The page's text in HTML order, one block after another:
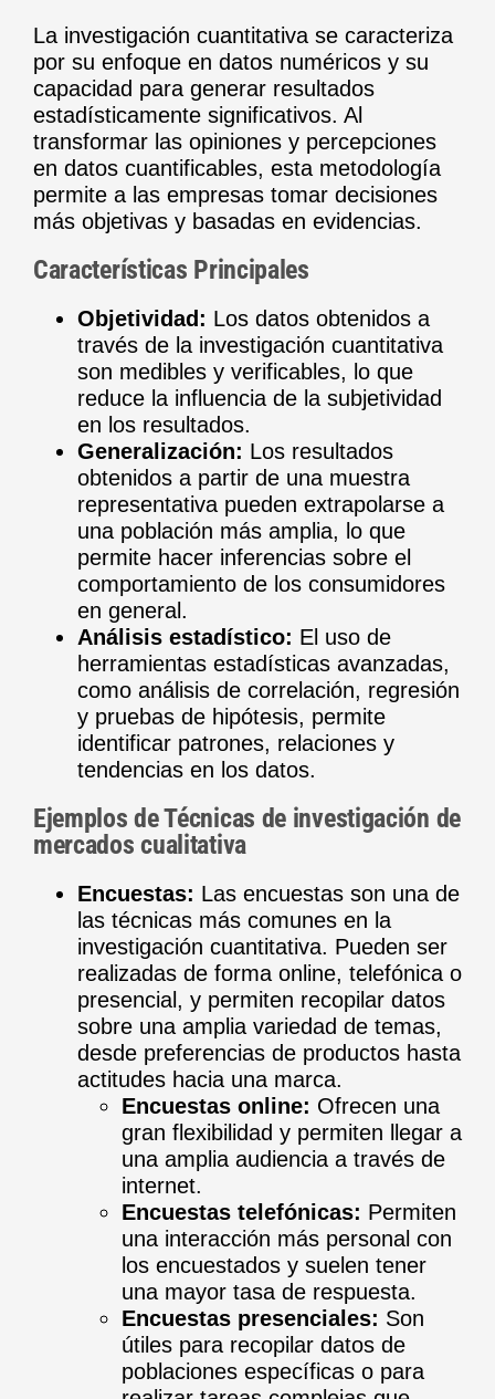
La investigación cuantitativa se caracteriza
por su enfoque en datos numéricos y su
capacidad para generar resultados
estadísticamente significativos. Al
transformar las opiniones y percepciones
en datos cuantificables, esta metodología
permite a las empresas tomar decisiones
más objetivas y basadas en evidencias.
Características Principales
Objetividad: Los datos obtenidos a
través de la investigación cuantitativa
son medibles y verificables, lo que
reduce la influencia de la subjetividad
en los resultados.
Generalización: Los resultados
obtenidos a partir de una muestra
representativa pueden extrapolarse a
una población más amplia, lo que
permite hacer inferencias sobre el
comportamiento de los consumidores
en general.
Análisis estadístico: El uso de
herramientas estadísticas avanzadas,
como análisis de correlación, regresión
y pruebas de hipótesis, permite
identificar patrones, relaciones y
tendencias en los datos.
Ejemplos de Técnicas de investigación de
mercados cualitativa
Encuestas: Las encuestas son una de
las técnicas más comunes en la
investigación cuantitativa. Pueden ser
realizadas de forma online, telefónica o
presencial, y permiten recopilar datos
sobre una amplia variedad de temas,
desde preferencias de productos hasta
actitudes hacia una marca.
Encuestas online: Ofrecen una
gran flexibilidad y permiten llegar a
una amplia audiencia a través de
internet.
Encuestas telefónicas: Permiten
una interacción más personal con
los encuestados y suelen tener
una mayor tasa de respuesta.
Encuestas presenciales: Son
útiles para recopilar datos de
poblaciones específicas o para